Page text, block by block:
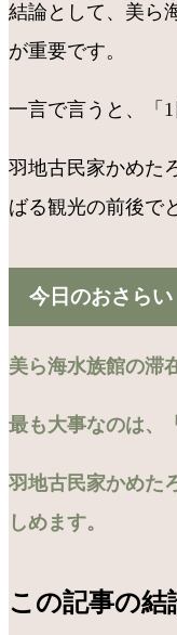
結論として、美ら
が重要です。
一言で言うと、「
羽地古民家かめた
ばる観光の前後で
今日のおさら
美ら海水族館の滞
最も大事なのは、
羽地古民家かめた
しめます。
この記事の結